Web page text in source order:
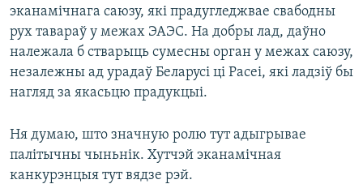
эканамічнага саюзу, які прадугледжвае свабодны
рух тавараў у межах ЭАЭС. На добры лад, даўно
належала б стварыць сумесны орган у межах саюзу,
незалежны ад урадаў Беларусі ці Расеі, які ладзіў бы
нагляд за якасьцю прадукцыі.
Ня думаю, што значную ролю тут адыгрывае
палітычны чыньнік. Хутчэй эканамічная
канкурэнцыя тут вядзе рэй.